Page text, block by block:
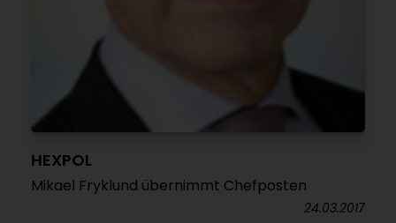
HEXPOL
Mikael Fryklund übernimmt Chefposten
24.03.2017